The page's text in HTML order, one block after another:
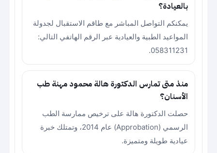
بالعيادة؟
يمكنكم التواصل المباشر مع طاقم الاستقبال لجدولة
المواعيد الطبية والعيادية عبر الرقم الهاتفي التالي:
058311231.
منذ متى تمارس الدكتورة هالة محمود مهنة طب
الأسنان؟
حصلت الدكتورة هالة على ترخيص ممارسة الطب
الرسمي (Approbation) عام 2014، وتمتلك خبرة
عيادية طويلة ومتميزة.